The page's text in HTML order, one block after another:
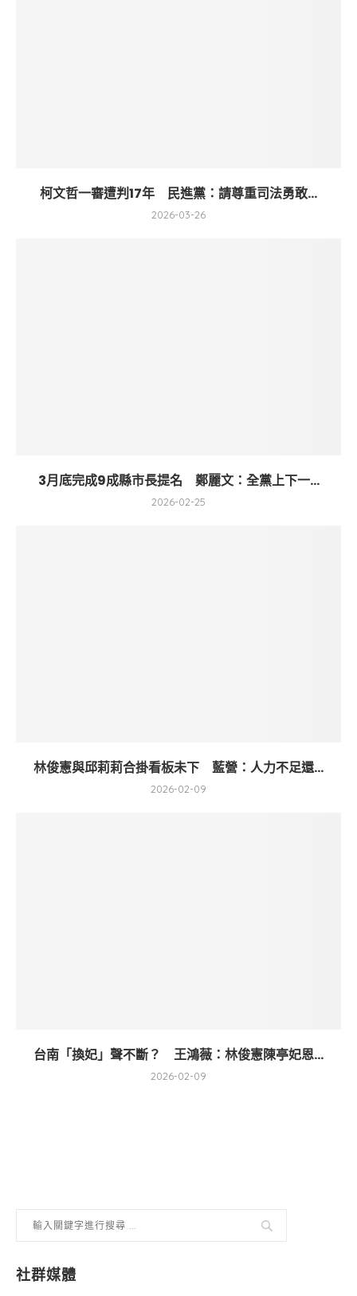
柯文哲一審遭判17年 民進黨：請尊重司法勇敢...
2026-03-26
3月底完成9成縣市長提名 鄭麗文：全黨上下一...
2026-02-25
林俊憲與邱莉莉合掛看板未下 藍營：人力不足還...
2026-02-09
台南「換妃」聲不斷？ 王鴻薇：林俊憲陳亭妃恩...
2026-02-09
社群媒體